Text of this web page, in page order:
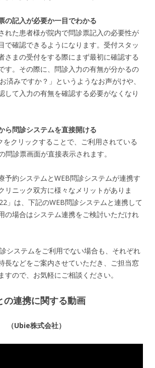
の記入が必要か一目でわかる
れた患者様が院内で問診票記入の必要性が
で確認できるようになります。受付スタッ
さまの受付をする際にまず最初に確認する
す。その際に、問診入力の有無が分かるの
済みですか？」というようなお声がけや、
して入力の有無を確認する必要がなくなり
ら問診システムを直接開ける
をクリックすることで、ご利用されている
問診票画面が直接表示されます。
予約システムとWEB問診システムが連携す
リニック双方に様々なメリットがありま
」は、下記のWEB問診システムと連携して
の場合はシステム連携をご検討いただけれ
システムをご利用でない場合も、それぞれ
長などをご案内させていただき、ご担当窓
すので、お気軽にご相談ください。
連携に関する動画
Ubie株式会社）